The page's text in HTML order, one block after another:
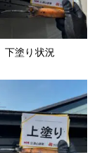
塗り状況